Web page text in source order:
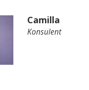
Camilla
Konsulent